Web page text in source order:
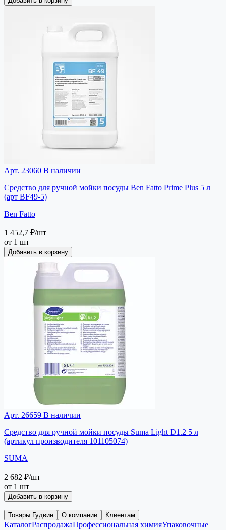
Арт. 23060 В наличии
Средство для ручной мойки посуды Ben Fatto Prime Plus 5 л
(арт BF49-5)
Ben Fatto
1 452,7 ₽/шт
от 1 шт
Добавить в корзину
Арт. 26659 В наличии
Средство для ручной мойки посуды Suma Light D1.2 5 л
(артикул производителя 101105074)
SUMA
2 682 ₽/шт
от 1 шт
Добавить в корзину
Товары Гудвин О компании Клиентам
КаталогРаспродажаПрофессиональная химияУпаковочные